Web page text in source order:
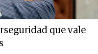
que vale